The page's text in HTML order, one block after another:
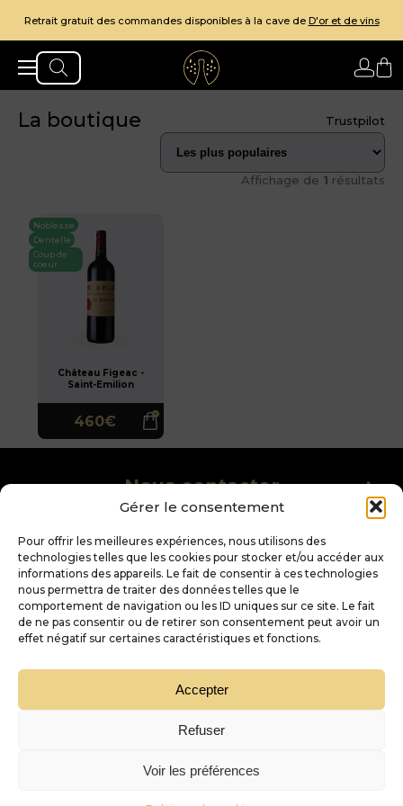
Gérer le consentement
Pour offrir les meilleures expériences, nous utilisons des
technologies telles que les cookies pour stocker et/ou accéder aux
informations des appareils. Le fait de consentir à ces technologies
nous permettra de traiter des données telles que le
comportement de navigation ou les ID uniques sur ce site. Le fait
de ne pas consentir ou de retirer son consentement peut avoir un
effet négatif sur certaines caractéristiques et fonctions.
Accepter
Refuser
Voir les préférences
Retrait gratuit des commandes disponibles à la cave de D'or et de vins
Filtrer
La boutique Trustpilot
Affichage de 1 résultats
Noblesse
Dentelle
Coup de
coeur
Château Figeac -
Saint-Emilion
460€
Saint-Emilion
- 1 +
Nous contacter
Nos services
Trouver sa pépite